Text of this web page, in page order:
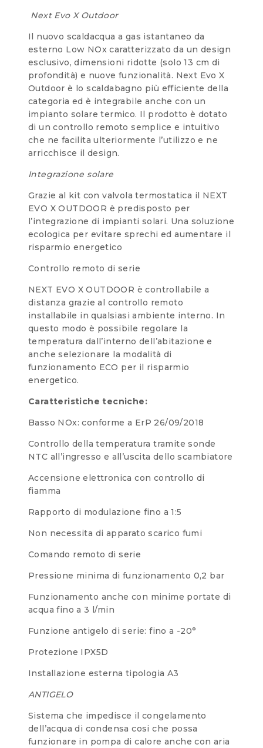
Next Evo X Outdoor
Il nuovo scaldacqua a gas istantaneo da
esterno Low NOx caratterizzato da un design
esclusivo, dimensioni ridotte (solo 13 cm di
profondità) e nuove funzionalità. Next Evo X
Outdoor è lo scaldabagno più efficiente della
categoria ed è integrabile anche con un
impianto solare termico. Il prodotto è dotato
di un controllo remoto semplice e intuitivo
che ne facilita ulteriormente l’utilizzo e ne
arricchisce il design.
Integrazione solare
Grazie al kit con valvola termostatica il NEXT
EVO X OUTDOOR è predisposto per
l’integrazione di impianti solari. Una soluzione
ecologica per evitare sprechi ed aumentare il
risparmio energetico
Controllo remoto di serie
NEXT EVO X OUTDOOR è controllabile a
distanza grazie al controllo remoto
installabile in qualsiasi ambiente interno. In
questo modo è possibile regolare la
temperatura dall’interno dell’abitazione e
anche selezionare la modalità di
funzionamento ECO per il risparmio
energetico.
Caratteristiche tecniche:
Basso NOx: conforme a ErP 26/09/2018
Controllo della temperatura tramite sonde
NTC all’ingresso e all’uscita dello scambiatore
Accensione elettronica con controllo di
fiamma
Rapporto di modulazione fino a 1:5
Non necessita di apparato scarico fumi
Comando remoto di serie
Pressione minima di funzionamento 0,2 bar
Funzionamento anche con minime portate di
acqua fino a 3 l/min
Funzione antigelo di serie: fino a -20°
Protezione IPX5D
Installazione esterna tipologia A3
ANTIGELO
Sistema che impedisce il congelamento
dell’acqua di condensa cosi che possa
funzionare in pompa di calore anche con aria